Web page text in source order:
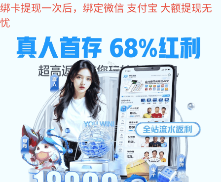
星空真人
您好，欢迎您光临星空真人商城！
星空真人
come2time.com
网站星空真人 关于星空真人
星空真人>产品中心>门锁附件系列>面平面锁
同类推荐